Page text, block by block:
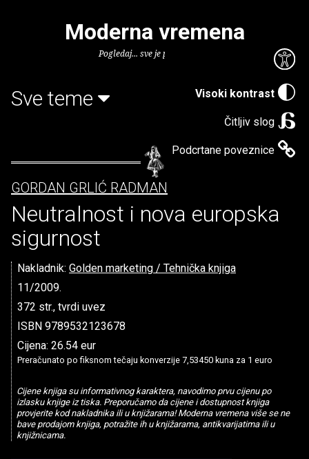
Visoki kontrast
Čitljiv slog
Podcrtane poveznice
Moderna vremena
Pogledaj... sve je puno knjiga.
Sve teme
GORDAN GRLIĆ RADMAN
Neutralnost i nova europska
sigurnost
Nakladnik: Golden marketing / Tehnička knjiga
11/2009.
372 str., tvrdi uvez
ISBN 9789532123678
Cijena: 26.54 eur
Preračunato po fiksnom tečaju konverzije 7,53450 kuna za 1 euro
Cijene knjiga su informativnog karaktera, navodimo prvu cijenu po
izlasku knjige iz tiska. Preporučamo da cijene i dostupnost knjiga
provjerite kod nakladnika ili u knjižarama! Moderna vremena više se ne
bave prodajom knjiga, potražite ih u knjižarama, antikvarijatima ili u
knjižnicama.